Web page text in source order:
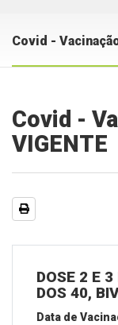
Covid -
Covid -
VIGENTE
DOSE 2 E
DOS 40,
Data de